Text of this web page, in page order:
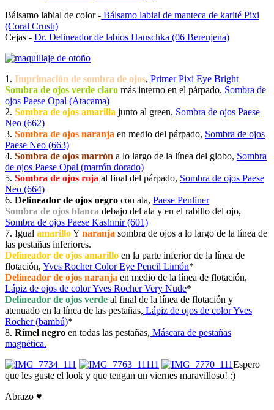
Bálsamo labial de color - Bálsamo labial de manteca de karité Pixi
(Coral Crush)
Cejas - Dr. Delineador de labios Hauschka (06 Berenjena)
1. Imprimación de sombra de ojos, Primer Pixi Eye Bright
Sombra de ojos verde claro más interno en el párpado, Sombra de
ojos Paese Opal (Atacama)
2. Sombra de ojos amarilla junto al green, Sombra de ojos Paese
Neo (662)
3. Sombra de ojos naranja en medio del párpado, Sombra de ojos
Paese Neo (663)
4. Sombra de ojos marrón a lo largo de la línea del globo, Sombra
de ojos Paese Opal (marrón dorado)
5. Sombra de ojos roja al final del párpado, Sombra de ojos Paese
Neo (664)
6. Delineador de ojos negro con ala, Paese Penliner
Sombra de ojos blanca debajo del ala y en el rabillo del ojo,
Sombra de ojos Paese Kashmir (601)
7. Igual amarilloY naranja sombra de ojos a lo largo de la línea de
las pestañas inferiores.
Delineador de ojos amarillo en la parte inferior de la línea de
flotación, Yves Rocher Color Eye Pencil Limón*
Delineador de ojos naranja en medio de la línea de flotación,
Lápiz de ojos de color Yves Rocher Very Nude*
Delineador de ojos verde al final de la línea de flotación y
atenuado en la línea de las pestañas, Lápiz de ojos de color Yves
Rocher (bambú)*
8. Rímel negro en todas las pestañas, Máscara de pestañas
magnética.
Espero
que les guste el look y que tengan un viernes maravilloso! :)
Abrazo ♥